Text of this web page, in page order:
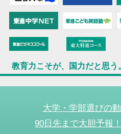
教育力こそが、国力だと思う
大学・学部選びの
90日先まで大胆予報